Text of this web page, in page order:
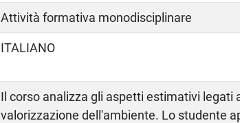
Attività formativa monodisciplinare
ITALIANO
Il corso analizza gli aspetti estimativi legati
valorizzazione dell'ambiente. Lo studente